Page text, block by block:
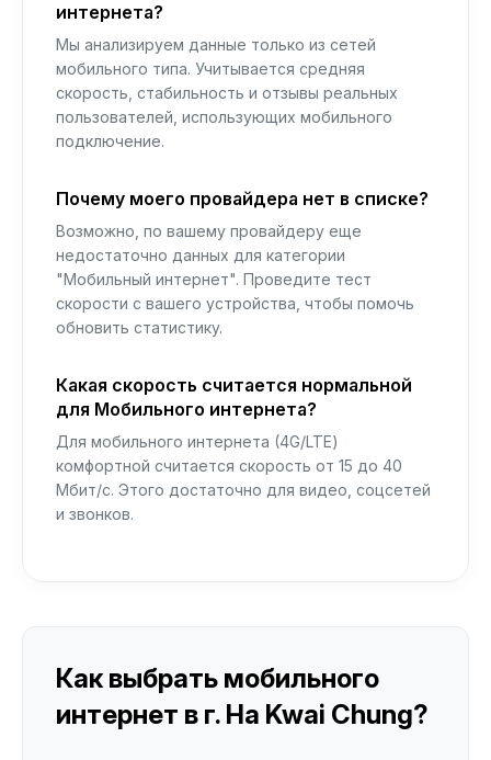
интернета?
Мы анализируем данные только из сетей
мобильного типа. Учитывается средняя
скорость, стабильность и отзывы реальных
пользователей, использующих мобильного
подключение.
Почему моего провайдера нет в списке?
Возможно, по вашему провайдеру еще
недостаточно данных для категории
"Мобильный интернет". Проведите тест
скорости с вашего устройства, чтобы помочь
обновить статистику.
Какая скорость считается нормальной
для Мобильного интернета?
Для мобильного интернета (4G/LTE)
комфортной считается скорость от 15 до 40
Мбит/с. Этого достаточно для видео, соцсетей
и звонков.
Как выбрать мобильного
интернет в г. Ha Kwai Chung?